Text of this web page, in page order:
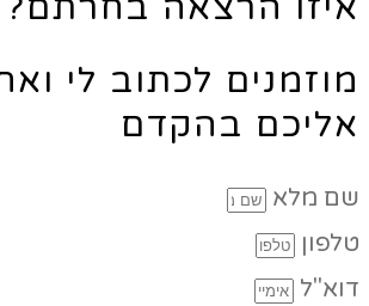
מוזמנים לכתוב לי
אליכם בהקדם
שם מלא
טלפון
דוא"ל